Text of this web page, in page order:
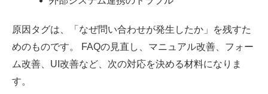
原因タグは、「なぜ問い合わせが発生したか」を残すた
めのものです。 FAQの見直し、マニュアル改善、フォー
ム改善、UI改善など、次の対応を決める材料になりま
す。